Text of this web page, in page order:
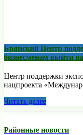
Брянский Центр
бизнесменам выйти
Центр поддержки
нацпроекта
Читать далее
Районные новости